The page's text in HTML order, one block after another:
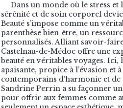
Dans un monde où le stress
sérénité et de soin corporel
Beauté s’impose comme un
parenthèse bien-être, un
personnalisés. Alliant savoir-
Castelnau-de-Médoc offre une
beauté en véritables voyages.
apaisante, propice à l’évasion
contemporains d’harmonie et
Sandrine Perrin a su façonner un
pour offrir aux femmes comme